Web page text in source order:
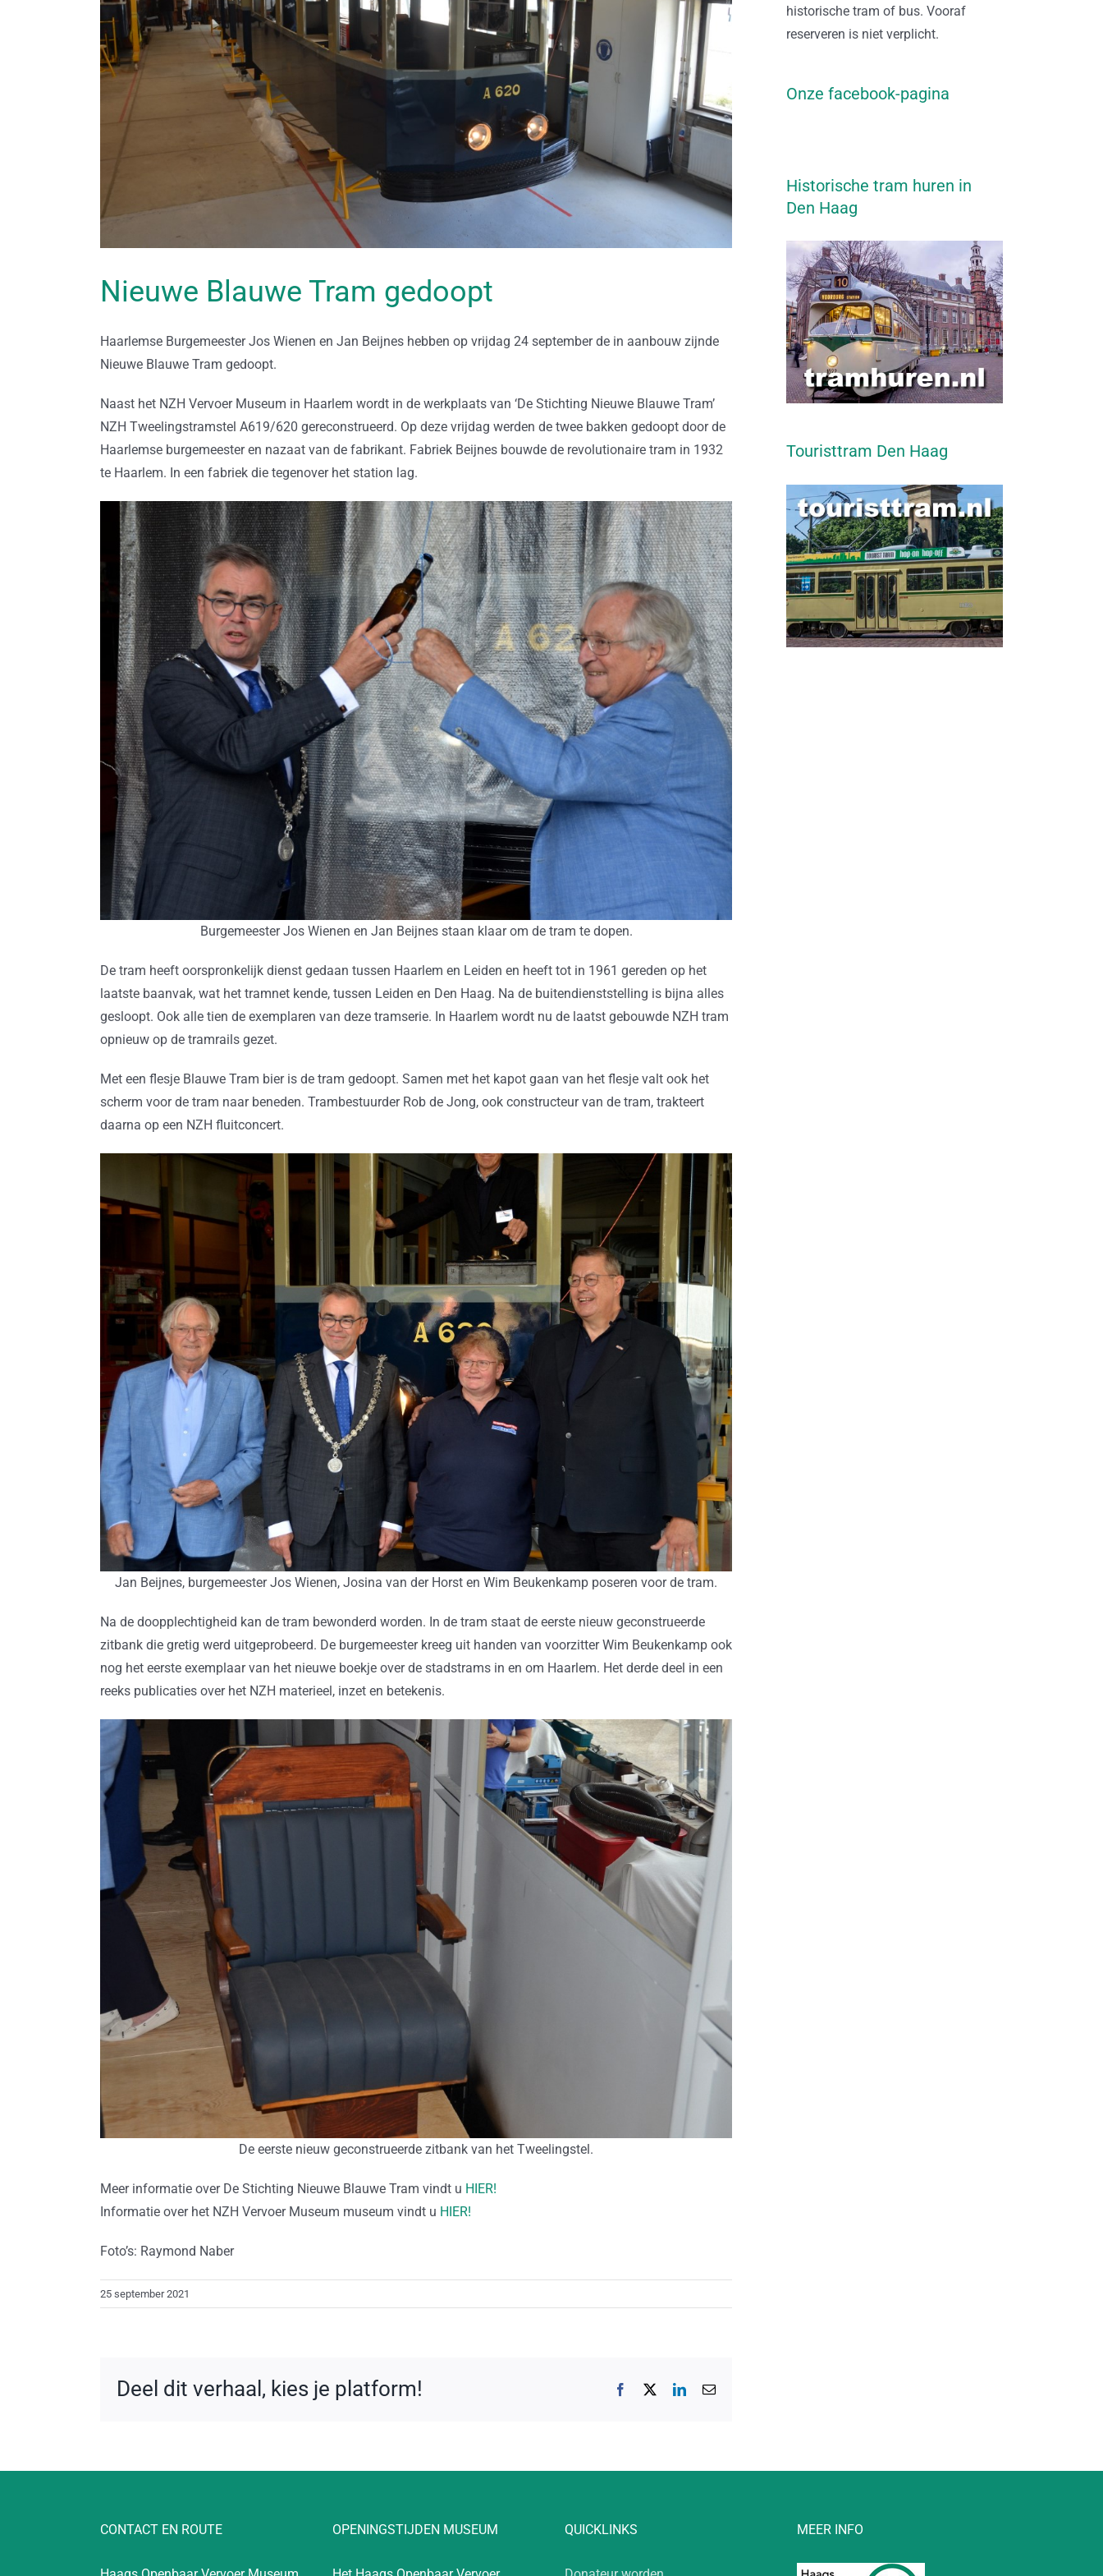
Nieuwe Blauwe Tram gedoopt
Haarlemse Burgemeester Jos Wienen en Jan Beijnes hebben op vrijdag 24 september de in aanbouw zijnde
Nieuwe Blauwe Tram gedoopt.
Naast het NZH Vervoer Museum in Haarlem wordt in de werkplaats van ‘De Stichting Nieuwe Blauwe Tram’
NZH Tweelingstramstel A619/620 gereconstrueerd. Op deze vrijdag werden de twee bakken gedoopt door de
Haarlemse burgemeester en nazaat van de fabrikant. Fabriek Beijnes bouwde de revolutionaire tram in 1932
te Haarlem. In een fabriek die tegenover het station lag.
Burgemeester Jos Wienen en Jan Beijnes staan klaar om de tram te dopen.
De tram heeft oorspronkelijk dienst gedaan tussen Haarlem en Leiden en heeft tot in 1961 gereden op het
laatste baanvak, wat het tramnet kende, tussen Leiden en Den Haag. Na de buitendienststelling is bijna alles
gesloopt. Ook alle tien de exemplaren van deze tramserie. In Haarlem wordt nu de laatst gebouwde NZH tram
opnieuw op de tramrails gezet.
Met een flesje Blauwe Tram bier is de tram gedoopt. Samen met het kapot gaan van het flesje valt ook het
scherm voor de tram naar beneden. Trambestuurder Rob de Jong, ook constructeur van de tram, trakteert
daarna op een NZH fluitconcert.
Jan Beijnes, burgemeester Jos Wienen, Josina van der Horst en Wim Beukenkamp poseren voor de tram.
Na de doopplechtigheid kan de tram bewonderd worden. In de tram staat de eerste nieuw geconstrueerde
zitbank die gretig werd uitgeprobeerd. De burgemeester kreeg uit handen van voorzitter Wim Beukenkamp ook
nog het eerste exemplaar van het nieuwe boekje over de stadstrams in en om Haarlem. Het derde deel in een
reeks publicaties over het NZH materieel, inzet en betekenis.
De eerste nieuw geconstrueerde zitbank van het Tweelingstel.
Meer informatie over De Stichting Nieuwe Blauwe Tram vindt u HIER!
Informatie over het NZH Vervoer Museum museum vindt u HIER!
Foto’s: Raymond Naber
25 september 2021
Deel dit verhaal, kies je platform! Facebook LinkedIn
E-
historische tram of bus. Vooraf
reserveren is niet verplicht.
Onze facebook-pagina
Historische tram huren in
Den Haag
Touristtram Den Haag
CONTACT EN ROUTE OPENINGSTIJDEN MUSEUM QUICKLINKS MEER INFO